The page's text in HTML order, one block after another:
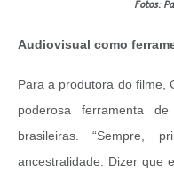
Fotos:
Audiovisual como
Para a produtora do filme,
poderosa ferramenta
brasileiras. “Sempre,
ancestralidade. Dizer que